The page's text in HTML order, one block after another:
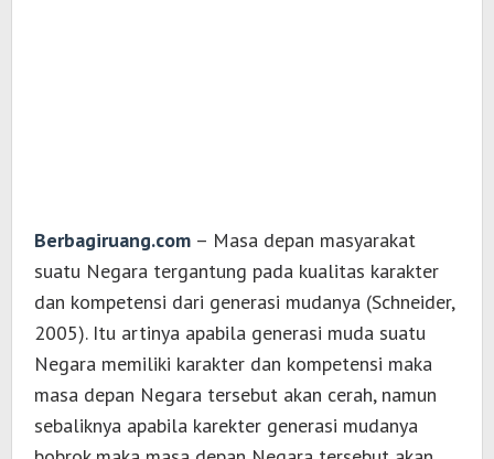
Berbagiruang.com – Masa depan masyarakat
suatu Negara tergantung pada kualitas karakter
dan kompetensi dari generasi mudanya (Schneider,
2005). Itu artinya apabila generasi muda suatu
Negara memiliki karakter dan kompetensi maka
masa depan Negara tersebut akan cerah, namun
sebaliknya apabila karekter generasi mudanya